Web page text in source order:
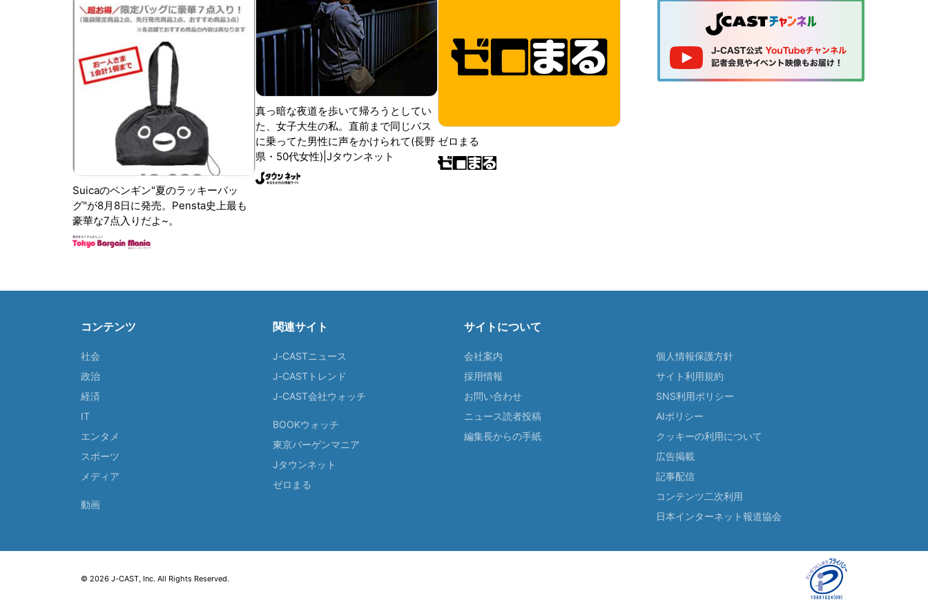
Suicaのペンギン"夏のラッキーバッ
グ"が8月8日に発売。Pensta史上最も
豪華な7点入りだよ~。
真っ暗な夜道を歩いて帰ろうとしてい
た、女子大生の私。直前まで同じバス
に乗ってた男性に声をかけられて(長野
県・50代女性)|Jタウンネット
ゼロまる
コンテンツ
社会
政治
経済
IT
エンタメ
スポーツ
メディア
動画
関連サイト
J-CASTニュース
J-CASTトレンド
J-CAST会社ウォッチ
BOOKウォッチ
東京バーゲンマニア
Jタウンネット
ゼロまる
サイトについて
会社案内
採用情報
お問い合わせ
ニュース読者投稿
編集長からの手紙
個人情報保護方針
サイト利用規約
SNS利用ポリシー
AIポリシー
クッキーの利用について
広告掲載
記事配信
コンテンツ二次利用
日本インターネット報道協会
© 2026 J-CAST, Inc. All Rights Reserved.